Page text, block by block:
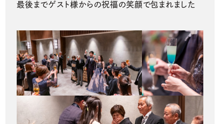
最後までゲスト様からの祝福の笑顔で包まれました